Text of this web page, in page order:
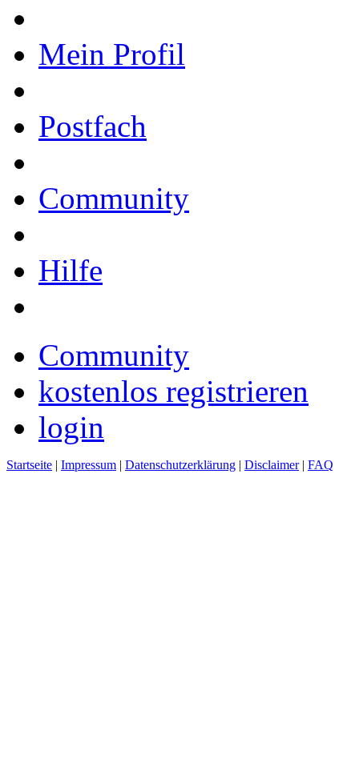
Mein Profil
Postfach
Community
Hilfe
Community
kostenlos registrieren
login
Startseite | Impressum | Datenschutzerklärung | Disclaimer| FAQ